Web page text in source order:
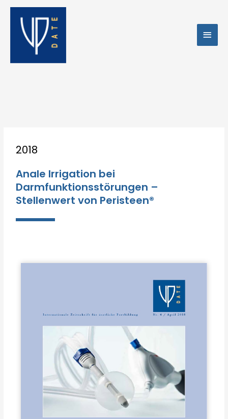
Zum
springen
2018
Anale Irrigation bei
Darmfunktionsstörungen –
Stellenwert von Peristeen®
navigation